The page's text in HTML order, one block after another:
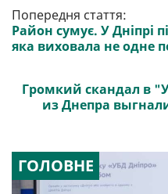
Попередня стаття:
Район сумує. У Дніпрі
яка виховала не одне
Громкий скандал в
из Днепра
ГОЛОВНЕ